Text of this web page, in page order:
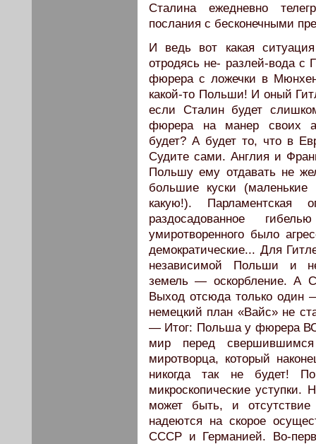
Сталина ежедневно
послания с бесконечными
И ведь вот какая
отродясь не- разлей-вода с
фюрера с ложечки в
какой-то Польши! И оный
если Сталин будет
фюрера на манер своих
будет? А будет то, что в
Судите сами. Англия и
Польшу ему отдавать не
большие куски
какую!). Парламентская
раздосадованное
умиротворенного было
демократические... Для
независимой Польши и
земель — оскорбление. А
Выход отсюда только один
немецкий план «Вайс» не
— Итог: Польша у фюрера
мир перед
миротворца, который
никогда так не будет!
микроскопические
может быть, и отсутствие
надеются на скорое
СССР и Германией. Во-